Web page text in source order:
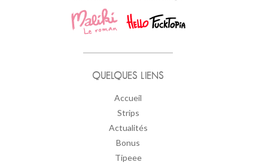
QUELQUES LIENS
Accueil
Strips
Actualités
Bonus
Tipeee